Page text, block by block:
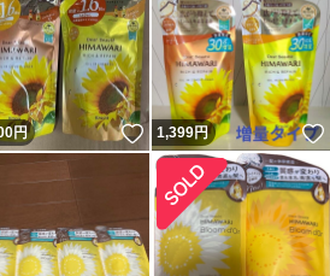
！
円 いいね！
1,399円